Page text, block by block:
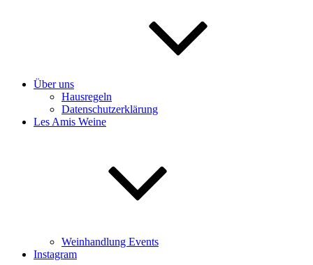
Über uns
Hausregeln
Datenschutzerklärung
Les Amis Weine
Weinhandlung Events
Instagram